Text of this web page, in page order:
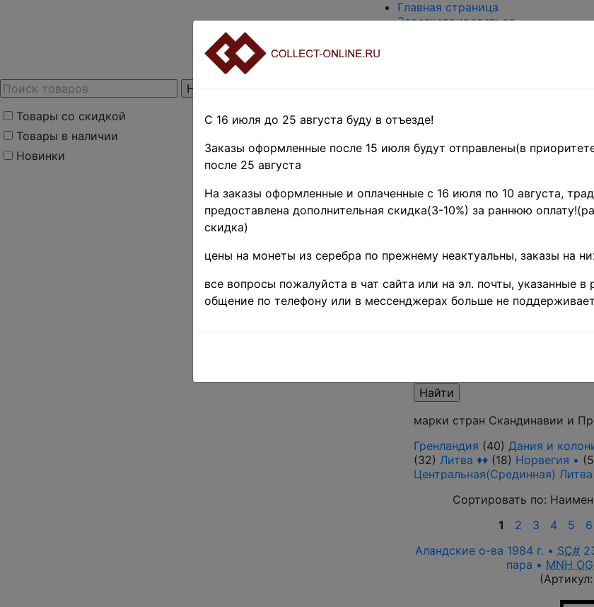
Товары со скидкой
Товары в наличии
Новинки
Главная страница
Зарегистрироваться
Оценка и покупка
Поиск по магазину
Главная
Филателия»
Европа»
Прибалтика
марки стран Скандинавии и
Гренландия (40) Дания и
(32) Литва ♦♦ (18) Норвегия •
Центральная(Срединная) Литва
Сортировать по:
1
2 3 4 5 6
Аландские о-ва 1984 г. • SC#
пара • MNH OG
(Артикул:
С 16 июля до 25 августа буду в отъезде!
Заказы оформленные после 15 июля будут отправлены(в
после 25 августа
На заказы оформленные и оплаченные с 16 июля по 10 августа,
предоставлена дополнительная скидка(3-10%) за раннюю
скидка)
цены на монеты из серебра по прежнему неактуальны, заказы на
все вопросы пожалуйста в чат сайта или на эл. почты, указанные в
общение по телефону или в мессенджерах больше не